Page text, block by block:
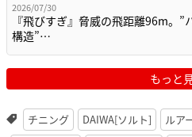
2026/07/30
『飛びすぎ』脅威の飛距離96m。”
構造”…
もっと
チニング DAIWA[ソルト]
ルア